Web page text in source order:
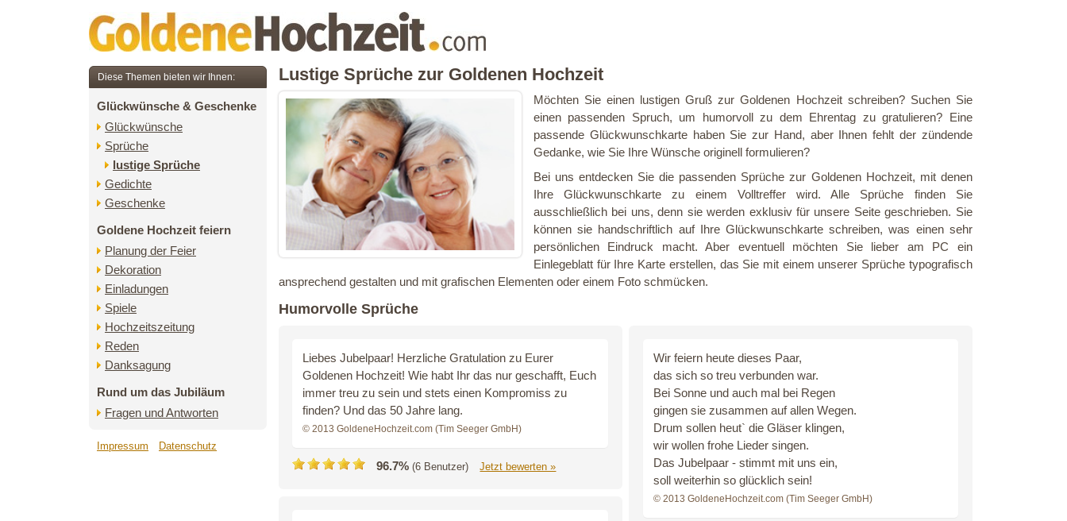
Diese Themen bieten wir Ihnen:
Glückwünsche & Geschenke
Glückwünsche
Sprüche
lustige Sprüche
Gedichte
Geschenke
Goldene Hochzeit feiern
Planung der Feier
Dekoration
Einladungen
Spiele
Hochzeitszeitung
Reden
Danksagung
Rund um das Jubiläum
Fragen und Antworten
Impressum Datenschutz
Lustige Sprüche zur Goldenen Hochzeit
Möchten Sie einen lustigen Gruß zur Goldenen Hochzeit schreiben? Suchen Sie
einen passenden Spruch, um humorvoll zu dem Ehrentag zu gratulieren? Eine
passende Glückwunschkarte haben Sie zur Hand, aber Ihnen fehlt der zündende
Gedanke, wie Sie Ihre Wünsche originell formulieren?
Bei uns entdecken Sie die passenden Sprüche zur Goldenen Hochzeit, mit denen
Ihre Glückwunschkarte zu einem Volltreffer wird. Alle Sprüche finden Sie
ausschließlich bei uns, denn sie werden exklusiv für unsere Seite geschrieben. Sie
können sie handschriftlich auf Ihre Glückwunschkarte schreiben, was einen sehr
persönlichen Eindruck macht. Aber eventuell möchten Sie lieber am PC ein
Einlegeblatt für Ihre Karte erstellen, das Sie mit einem unserer Sprüche typografisch
ansprechend gestalten und mit grafischen Elementen oder einem Foto schmücken.
Humorvolle Sprüche
Liebes Jubelpaar! Herzliche Gratulation zu Eurer
Goldenen Hochzeit! Wie habt Ihr das nur geschafft, Euch
immer treu zu sein und stets einen Kompromiss zu
finden? Und das 50 Jahre lang.
© 2013 GoldeneHochzeit.com (Tim Seeger GmbH)
96.7% (6 Benutzer) Jetzt bewerten »
Wir feiern heute dieses Paar,
das sich so treu verbunden war.
Bei Sonne und auch mal bei Regen
gingen sie zusammen auf allen Wegen.
Drum sollen heut` die Gläser klingen,
wir wollen frohe Lieder singen.
Das Jubelpaar - stimmt mit uns ein,
soll weiterhin so glücklich sein!
© 2013 GoldeneHochzeit.com (Tim Seeger GmbH)